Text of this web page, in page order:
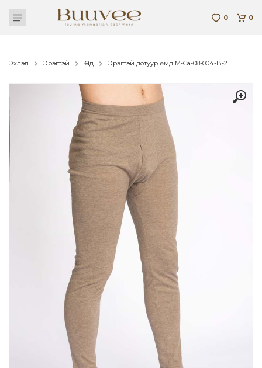
0 0
Эхлэл Эрэгтэй Өмд Эрэгтэй дотуур өмд M-Ca-08-004-B-21